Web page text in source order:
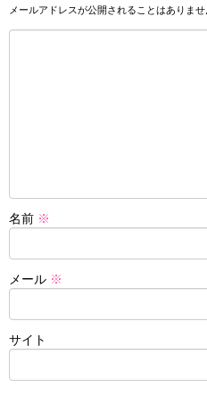
メールアドレスが公開されることはありませ
名前 ※
メール ※
サイト